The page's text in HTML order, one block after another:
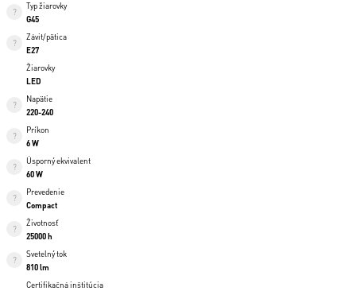
Typ žiarovky
G45
Závit/pätica
E27
Žiarovky
LED
Napätie
220-240
Príkon
6 W
Úsporný ekvivalent
60 W
Prevedenie
Compact
Životnosť
25000 h
Svetelný tok
810 lm
Certifikačná inštitúcia